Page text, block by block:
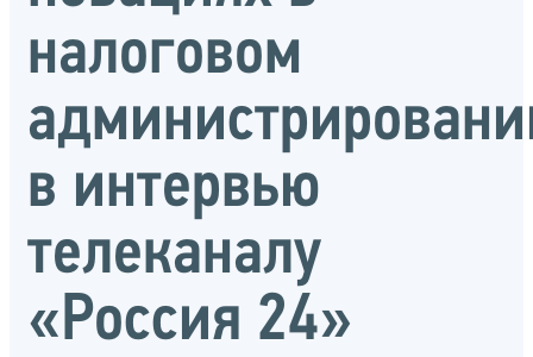
налоговом
в интервью
телеканалу
«Россия 24»